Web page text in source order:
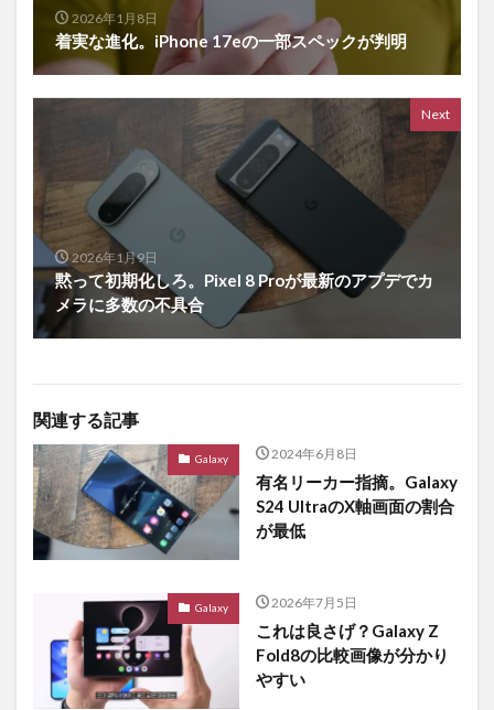
2026年1月8日
着実な進化。iPhone 17eの一部スペックが判明
Next
2026年1月9日
黙って初期化しろ。Pixel 8 Proが最新のアプデでカ
メラに多数の不具合
関連する記事
Galaxy 2024年6月8日
有名リーカー指摘。Galaxy
S24 UltraのX軸画面の割合
が最低
Galaxy 2026年7月5日
これは良さげ？Galaxy Z
Fold8の比較画像が分かり
やすい